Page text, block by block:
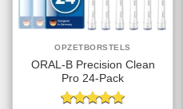
OPZETBORSTELS
ORAL-B Precision Clean
Pro 24-Pack